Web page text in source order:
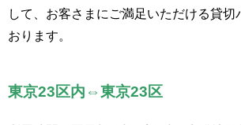
して、お客さまにご満足いただける貸切
おります。
東京23区内⇔東京23区